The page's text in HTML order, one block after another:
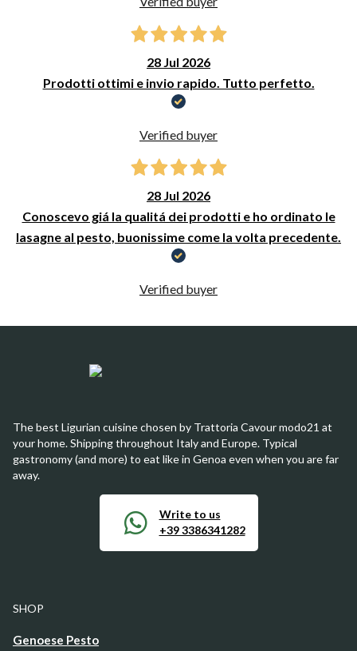
28 Jul 2026
Prodotti ottimi e invio rapido. Tutto perfetto.
Verified buyer
28 Jul 2026
Conoscevo giá la qualitá dei prodotti e ho ordinato le
lasagne al pesto, buonissime come la volta precedente.
Verified buyer
The best Ligurian cuisine chosen by Trattoria Cavour modo21 at
your home. Shipping throughout Italy and Europe. Typical
gastronomy (and more) to eat like in Genoa even when you are far
away.
Write to us
+39 3386341282
SHOP
Genoese Pesto